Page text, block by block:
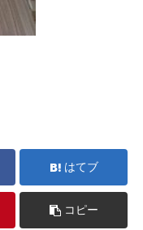
はてブ
コピー